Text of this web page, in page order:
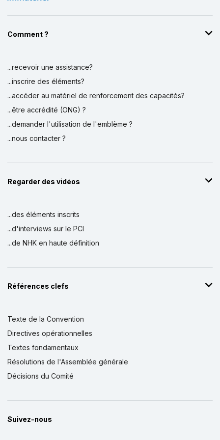
Comment ?
...recevoir une assistance?
...inscrire des éléments?
...accéder au matériel de renforcement des capacités?
...être accrédité (ONG) ?
...demander l'utilisation de l'emblème ?
...nous contacter ?
Regarder des vidéos
...des éléments inscrits
...d'interviews sur le PCI
...de NHK en haute définition
Références clefs
Texte de la Convention
Directives opérationnelles
Textes fondamentaux
Résolutions de l'Assemblée générale
Décisions du Comité
Suivez-nous